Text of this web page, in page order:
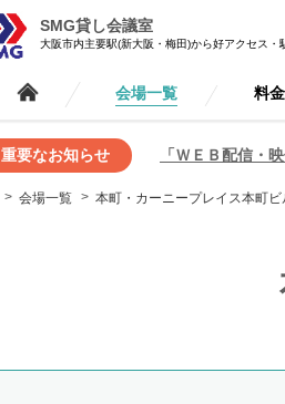
SMG貸し会議室
大阪市内主要駅(新大阪・梅田)から好アクセス
会場一覧 料
重要なお知らせ 「ＷＥＢ配信・
会場一覧 本町・カーニープレイス本町ビ